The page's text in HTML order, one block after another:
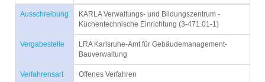
Ausschreibung
KARLA Verwaltungs- und Bildungszentrum -
Küchentechnische Einrichtung (3-471.01-1)
Vergabestelle
LRA Karlsruhe-Amt für Gebäudemanagement-
Bauverwaltung
Verfahrensart Offenes Verfahren